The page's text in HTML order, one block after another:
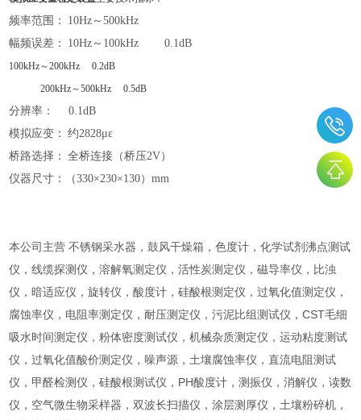
频率范围：
10Hz～500kHz
幅频误差：
10Hz～100kHz 0.1dB
100kHz～200kHz 0.2dB
200kHz～500kHz 0.5dB
分辨率：
0.1dB
模拟应变：
约2828με
桥路选择：
全桥连接（桥压2V）
仪器尺寸：（330×230×130）mm
本公司主营 不锈钢采水器，鼓风干燥箱，色度计，化学试剂沸点测试
仪，线缆探测仪，溶解氧测定仪，活性炭测定仪，磁导率仪，比浊
仪，暗适应仪，旋转仪，酸度计，硅酸根测定仪，过氧化值测定仪，
腐蚀率仪，电阻率测定仪，耐压测定仪，污泥比组测试仪，CST毛细
吸水时间测定仪，粉体密度测试仪，机械杂质测定仪，运动粘度测试
仪，过氧化值酸价测定仪，噪声源，土壤腐蚀率仪，直流电阻测试
仪，甲醛检测仪，硅酸根测试仪，PH酸度计，测振仪，消解仪，读数
仪，空气微生物采样器，双波长扫描仪，涂层测厚仪，土壤粉碎机，